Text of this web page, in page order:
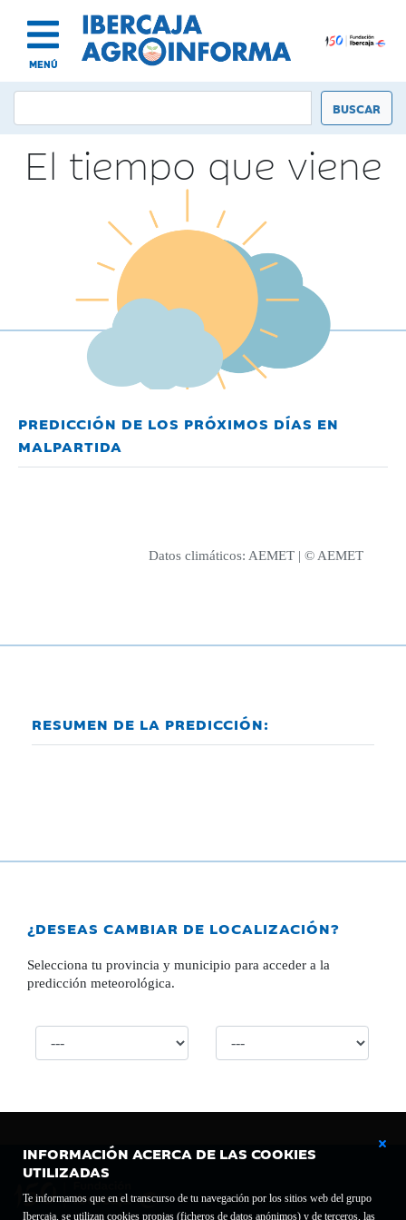
MENÚ
INFORMACIÓN ACERCA DE LAS COOKIES
UTILIZADAS
Te informamos que en el transcurso de tu navegación por los sitios web del grupo
Ibercaja, se utilizan cookies propias (ficheros de datos anónimos) y de terceros, las
El tiempo que viene
PREDICCIÓN DE LOS PRÓXIMOS DÍAS EN
MALPARTIDA
Datos climáticos: AEMET | © AEMET
RESUMEN DE LA PREDICCIÓN:
¿DESEAS CAMBIAR DE LOCALIZACIÓN?
Selecciona tu provincia y municipio para acceder a la
predicción meteorológica.